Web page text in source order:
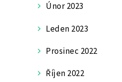
Únor 2023
Leden 2023
Prosinec 2022
Říjen 2022